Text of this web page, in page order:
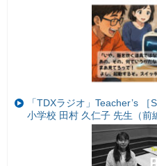
「TDXラジオ」Teacher’s
小学校 田村 久仁子 先生（前